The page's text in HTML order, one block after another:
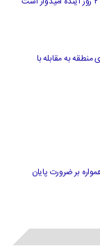
به مقابله با
بر ضرورت پایان